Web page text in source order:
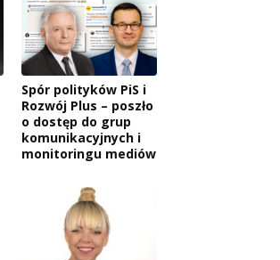
Spór polityków PiS i
Rozwój Plus – poszło
o dostęp do grup
komunikacyjnych i
monitoringu mediów